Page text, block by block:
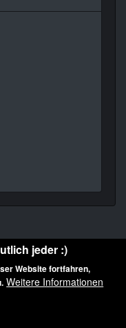
2026 der Film Noir de. Alle
jeder :)
Website fortfahren,
Weitere Informationen